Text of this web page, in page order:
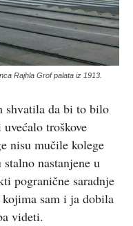
Rajhla Grof palata iz 1913.
shvatila da bi to bilo
troškove
nisu mučile kolege
nastanjene u
pogranične saradnje
sam i ja dobila
videti.